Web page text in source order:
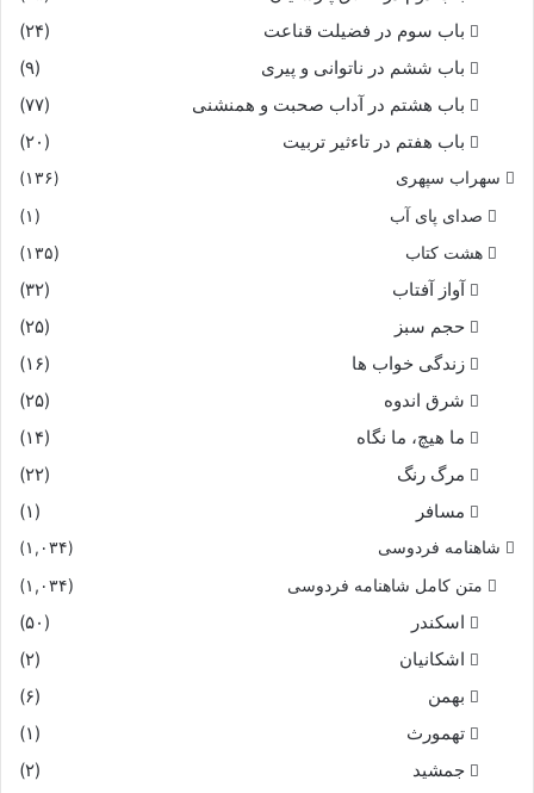
باب سوم در فضیلت قناعت
(۲۴)
باب ششم در ناتوانى و پیرى
(۹)
باب هشتم در آداب صحبت و همنشنى
(۷۷)
باب هفتم در تاءثیر تربیت
(۲۰)
سهراب سپهری (۱۳۶)
صدای پای آب
(۱)
هشت کتاب
(۱۳۵)
آواز آفتاب
(۳۲)
حجم سبز
(۲۵)
زندگی خواب ها
(۱۶)
شرق اندوه
(۲۵)
ما هیچ، ما نگاه
(۱۴)
مرگ رنگ
(۲۲)
مسافر
(۱)
شاهنامه فردوسی (۱,۰۳۴)
متن کامل شاهنامه فردوسی (۱,۰۳۴)
اسکندر
(۵۰)
اشکانیان
(۲)
بهمن
(۶)
تهمورث
(۱)
جمشید
(۲)